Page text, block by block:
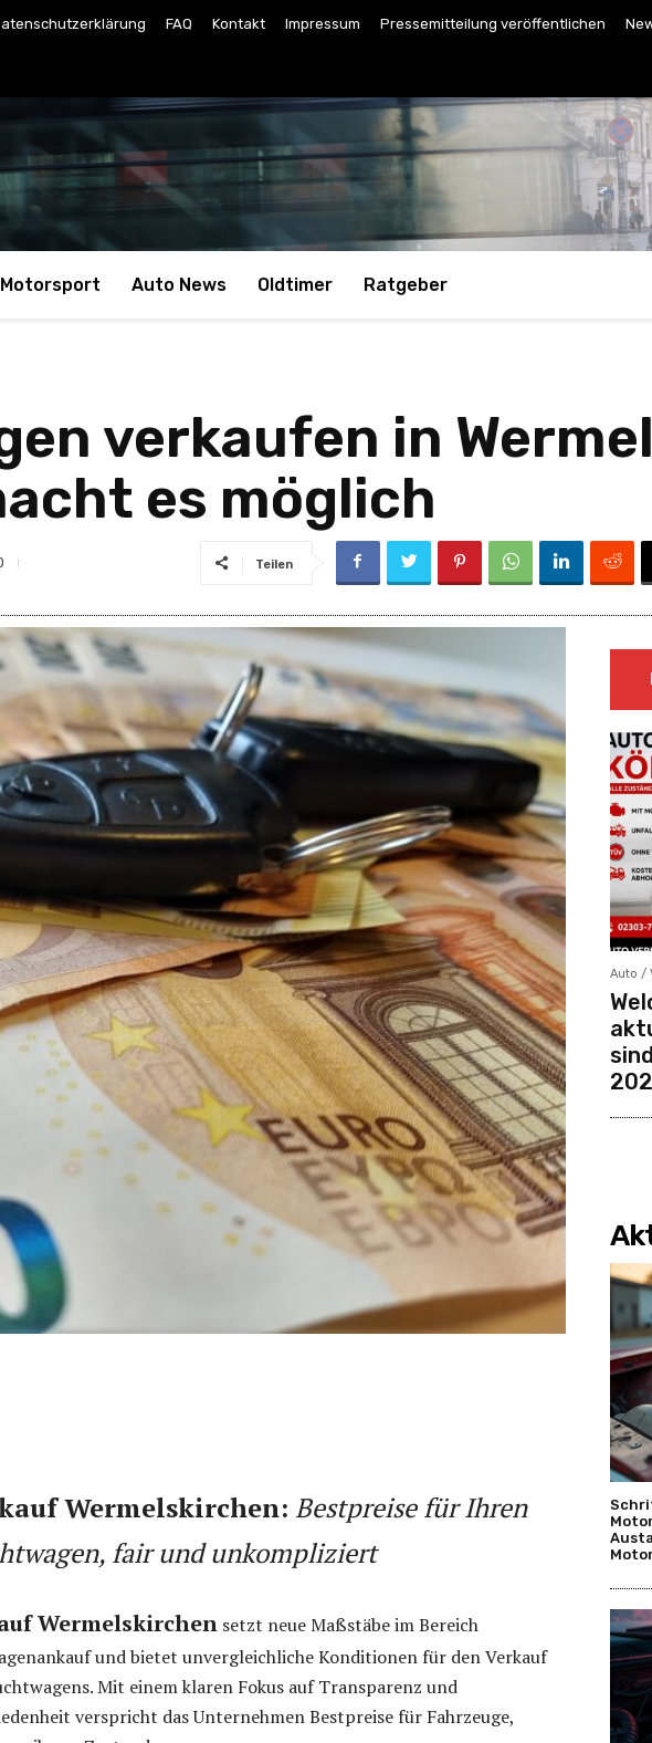
FAQ Kontakt Impressum Pressemitteilung veröffentlichen
Motorsport Auto News Oldtimer Ratgeber
verkaufen in
es möglich
Teilen
Wermelskirchen: Bestpreise für Ihren
fair und unkompliziert
Wermelskirchen setzt neue Maßstäbe im Bereich
und bietet unvergleichliche Konditionen für den Verkauf
Mit einem klaren Fokus auf Transparenz und
verspricht das Unternehmen Bestpreise für Fahrzeuge,
Auto /